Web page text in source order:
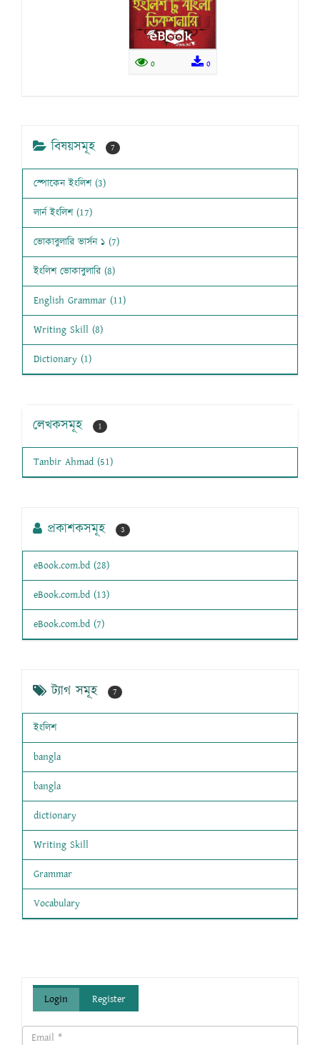
0 0
বিষয়সমূহ 7
স্পোকেন ইংলিশ (3)
লার্ন ইংলিশ (17)
ভোকাবুলারি ভার্সন ১ (7)
ইংলিশ ভোকাবুলারি (8)
English Grammar (11)
Writing Skill (8)
Dictionary (1)
লেখকসমূহ 1
Tanbir Ahmad (51)
প্রকাশকসমূহ 3
eBook.com.bd (28)
eBook.com.bd (13)
eBook.com.bd (7)
ট্যাগ সমূহ 7
ইংলিশ
bangla
bangla
dictionary
Writing Skill
Grammar
Vocabulary
Login Register